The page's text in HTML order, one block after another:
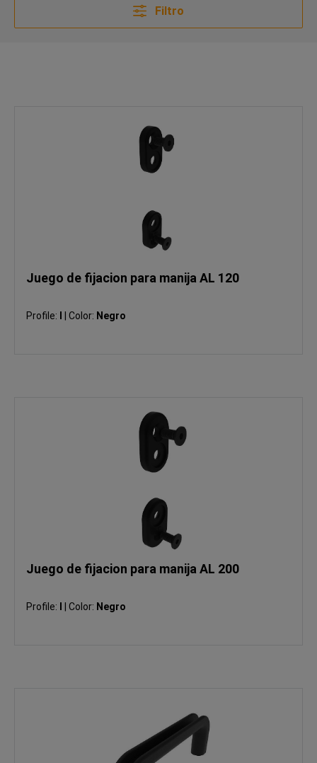
Filtro
Juego de fijacion para manija AL 120
Profile: Color: Negro
Juego de fijacion para manija AL 200
Profile: Color: Negro